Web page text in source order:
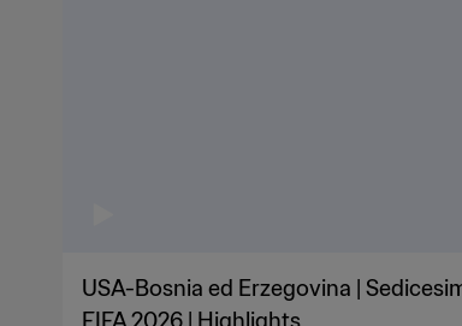
USA-Bosnia ed Erzegovina |